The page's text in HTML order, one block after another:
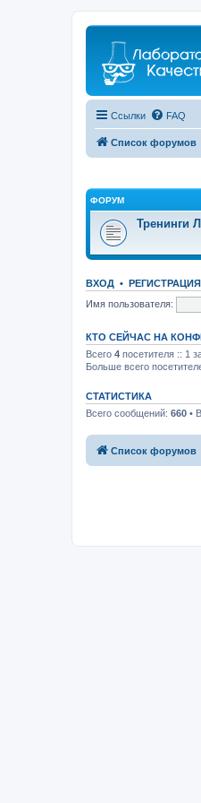
Ссылки FAQ
Список форумов
ФОРУМ
Тренинги
ВХОД • РЕГИСТРАЦИЯ
Имя пользователя:
КТО СЕЙЧАС НА
Всего 4 посетителя :: 1
Больше всего
СТАТИСТИКА
Всего сообщений: 660 •
Список форумов